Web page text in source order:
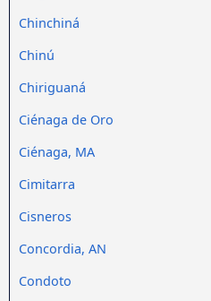
Chinchiná
Chinú
Chiriguaná
Ciénaga de Oro
Ciénaga, MA
Cimitarra
Cisneros
Concordia, AN
Condoto